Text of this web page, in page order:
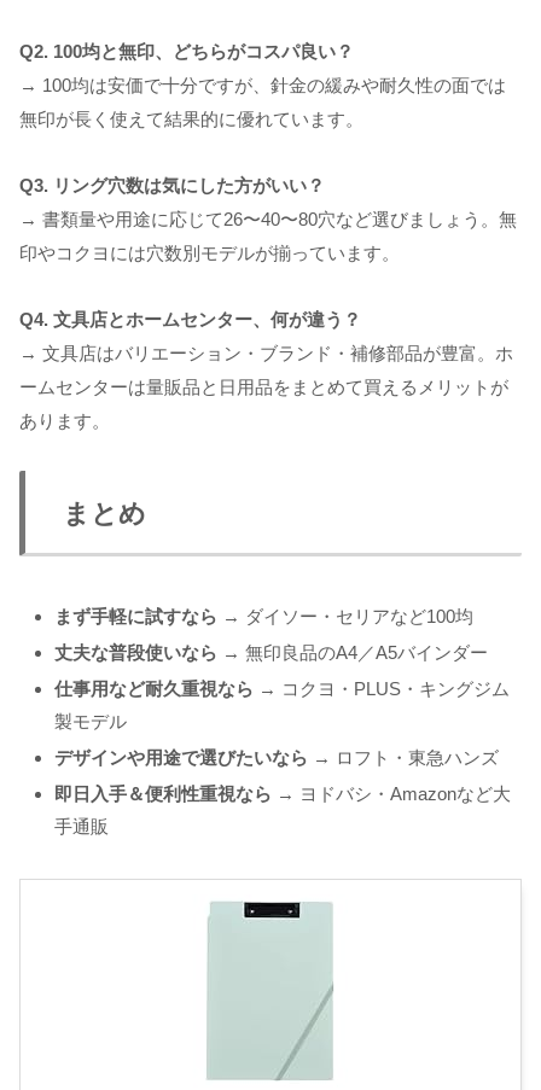
Q2. 100均と無印、どちらがコスパ良い？
→ 100均は安価で十分ですが、針金の緩みや耐久性の面では
無印が長く使えて結果的に優れています。
Q3. リング穴数は気にした方がいい？
→ 書類量や用途に応じて26〜40〜80穴など選びましょう。無
印やコクヨには穴数別モデルが揃っています。
Q4. 文具店とホームセンター、何が違う？
→ 文具店はバリエーション・ブランド・補修部品が豊富。ホ
ームセンターは量販品と日用品をまとめて買えるメリットが
あります。
まとめ
まず手軽に試すなら → ダイソー・セリアなど100均
丈夫な普段使いなら → 無印良品のA4／A5バインダー
仕事用など耐久重視なら → コクヨ・PLUS・キングジム
製モデル
デザインや用途で選びたいなら → ロフト・東急ハンズ
即日入手＆便利性重視なら → ヨドバシ・Amazonなど大
手通販